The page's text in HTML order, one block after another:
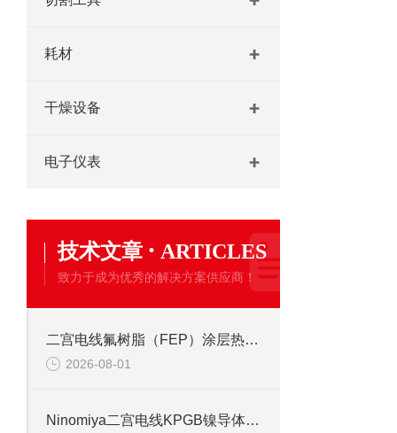
耗材
干燥设备
电子仪表
技术文章 · ARTICLES
致力于成为优秀的解决方案供应商！
二宫电线氟树脂（FEP）涂层热电偶线的特点
2026-08-01
Ninomiya二宫电线KPGB镍导体聚酰亚胺胶带缠绕玻璃编织线 220℃